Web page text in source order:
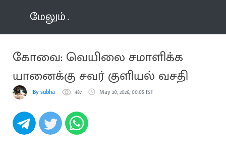
மேலும்
கோவை: வெயிலை சமாளிக்க
யானைக்கு சவர் குளியல் வசதி
By subha 487 May 20, 2026, 00:05 IST